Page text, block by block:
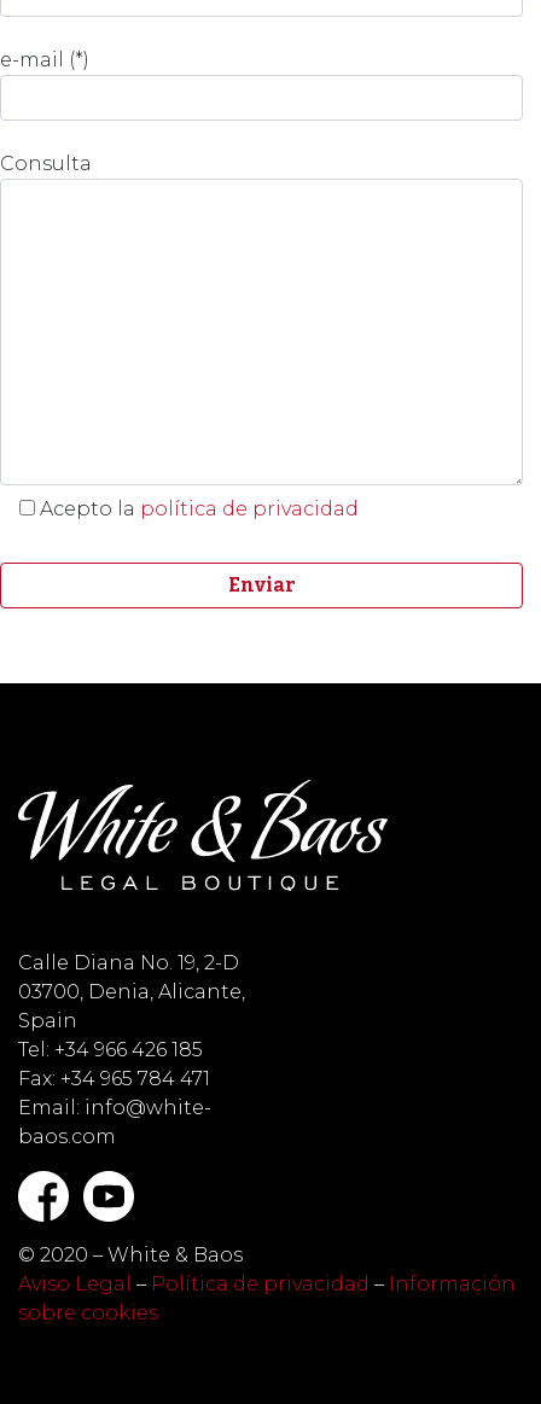
e-mail (*)
Consulta
Acepto la política de privacidad
Calle Diana No. 19, 2-D
03700, Denia, Alicante,
Spain
Tel: +34 966 426 185
Fax: +34 965 784 471
Email: info@white-
baos.com
© 2020 – White & Baos
Aviso Legal – Política de privacidad – Información
sobre cookies